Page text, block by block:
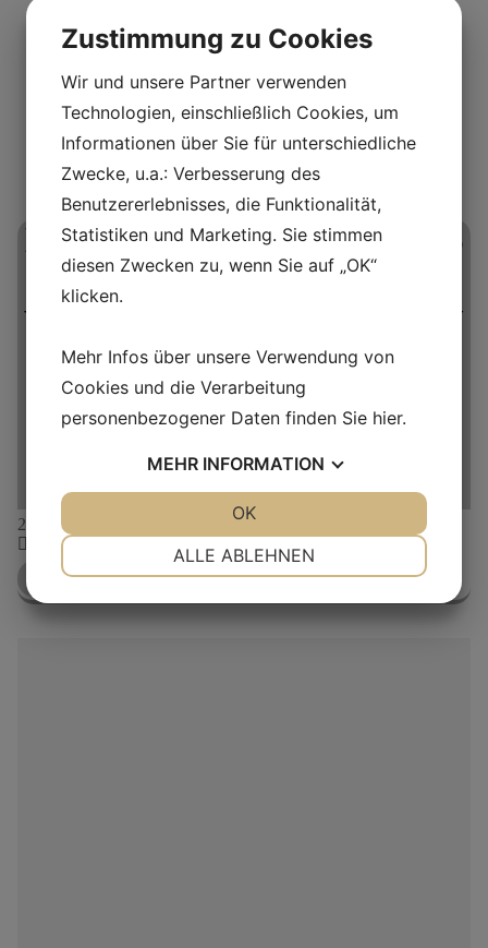
THIS IS A REPEATING EVENT
20. SEPTEMBER 2026 10:00
27. SEPTEMBER 2026 10:00
ERLEBEN SIE EIN HAUS
AUS DER EISENZEIT
VON INNEN UND SEHEN
SIE EIN DORF, WIE ES
VOR 2000 JAHREN
AUSGESEHEN HABEN
KÖNNTE
26 sep
10.00-16.30
Eisenzeitliches Dorf von Lethra, nr. 25
Zustimmung zu Cookies
Wir und unsere Partner verwenden
Technologien, einschließlich Cookies, um
Informationen über Sie für unterschiedliche
Zwecke, u.a.: Verbesserung des
Benutzererlebnisses, die Funktionalität,
Statistiken und Marketing. Sie stimmen
diesen Zwecken zu, wenn Sie auf „OK“
klicken.
Mehr Infos über unsere Verwendung von
Cookies und die Verarbeitung
personenbezogener Daten finden Sie hier.
MEHR INFORMATION
ALLE ABLEHNEN
OK